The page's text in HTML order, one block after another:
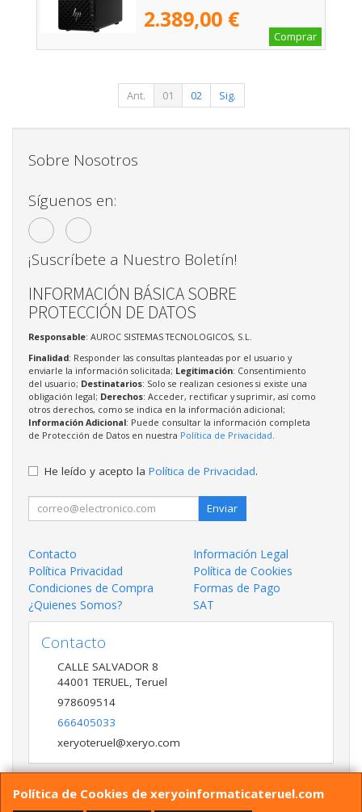
2.389,00 €
Comprar
Ant. 01 02 Sig.
Política de Cookies de xeryoinformaticateruel.com
Sobre Nosotros
Síguenos en:
¡Suscríbete a Nuestro Boletín!
INFORMACIÓN BÁSICA SOBRE
PROTECCIÓN DE DATOS
Responsable: AUROC SISTEMAS TECNOLOGICOS, S.L.
Finalidad: Responder las consultas planteadas por el usuario y
enviarle la información solicitada; Legitimación: Consentimiento
del usuario; Destinatarios: Solo se realizan cesiones si existe una
obligación legal; Derechos: Acceder, rectificar y suprimir, así como
otros derechos, como se indica en la información adicional;
Información Adicional: Puede consultar la información completa
de Protección de Datos en nuestra Política de Privacidad.
He leído y acepto la Política de Privacidad.
Enviar
Contacto
Información Legal
Política Privacidad
Política de Cookies
Condiciones de Compra
Formas de Pago
¿Quienes Somos?
SAT
Contacto
CALLE SALVADOR 8
44001 TERUEL,Teruel
978609514
666405033
xeryoteruel@xeryo.com
Horario